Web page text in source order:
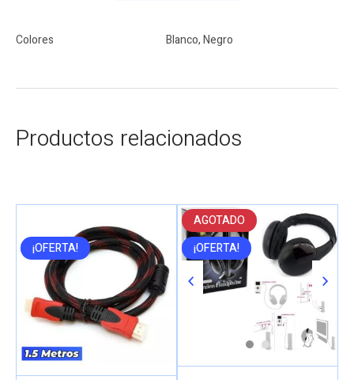
Colores Blanco, Negro
Productos relacionados
¡OFERTA!
AGOTADO
¡OFERTA!